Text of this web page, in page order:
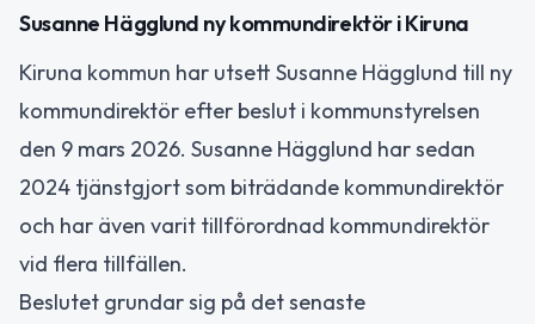
Susanne Hägglund ny kommundirektör i Kiruna
Kiruna kommun har utsett Susanne Hägglund till ny
kommundirektör efter beslut i kommunstyrelsen
den 9 mars 2026. Susanne Hägglund har sedan
2024 tjänstgjort som biträdande kommundirektör
och har även varit tillförordnad kommundirektör
vid flera tillfällen.
Beslutet grundar sig på det senaste